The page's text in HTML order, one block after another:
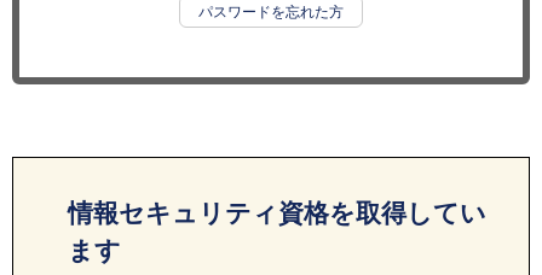
パスワードを忘れた方
情報セキュリティ資格を取得してい
ます